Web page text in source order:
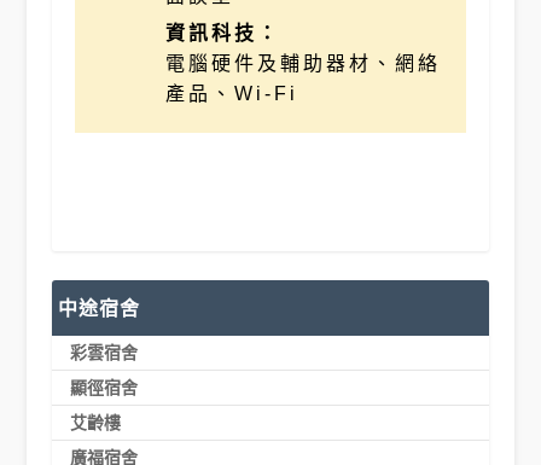
資訊科技：
電腦硬件及輔助器材、網絡
產品、Wi-Fi
中途宿舍
彩雲宿舍
顯徑宿舍
艾齡樓
廣福宿舍